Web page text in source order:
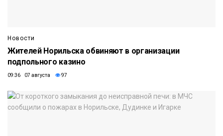
Новости
Жителей Норильска обвиняют в организации
подпольного казино
09:36 07 августа 97